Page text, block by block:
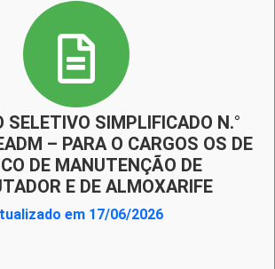
SELETIVO SIMPLIFICADO N.°
– PARA O CARGOS OS DE
DE MANUTENÇÃO DE
E DE ALMOXARIFE
em 17/06/2026